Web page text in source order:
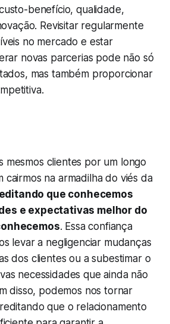
benefício, qualidade,
Revisitar regularmente
no mercado e estar
novas parcerias pode não só
mas também proporcionar
mesmos clientes por um longo
cairmos na armadilha do viés da
que conhecemos
e expectativas melhor do
. Essa confiança
levar a negligenciar mudanças
dos clientes ou a subestimar o
necessidades que ainda não
disso, podemos nos tornar
que o relacionamento